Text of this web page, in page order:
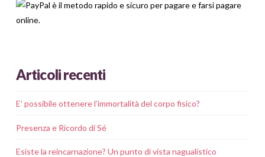
Articoli recenti
E’ possibile ottenere l’immortalità del corpo fisico?
Presenza e Ricordo di Sé
Esiste la reincarnazione? Un punto di vista nagualistico